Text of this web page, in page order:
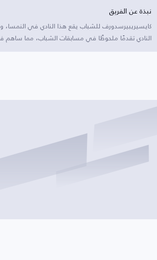
نبذة عن الفريق
كايسيريبيرسدورف للشباب يقع هذا النادي في النمسا،
النادي تقدمًا ملحوظًا في مسابقات الشباب، مما ساهم